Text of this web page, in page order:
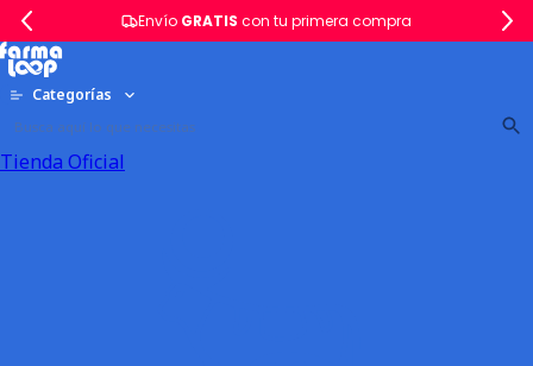
Envío GRATIS con tu primera compra
Categorías
Tienda Oficial